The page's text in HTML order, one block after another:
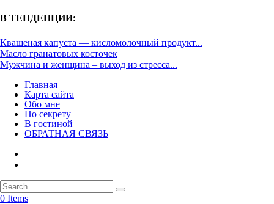
В ТЕНДЕНЦИИ:
Квашеная капуста — кисломолочный продукт...
Масло гранатовых косточек
Мужчина и женщина – выход из стресса...
Главная
Карта сайта
Обо мне
По секрету
В гостиной
ОБРАТНАЯ СВЯЗЬ
0 Items